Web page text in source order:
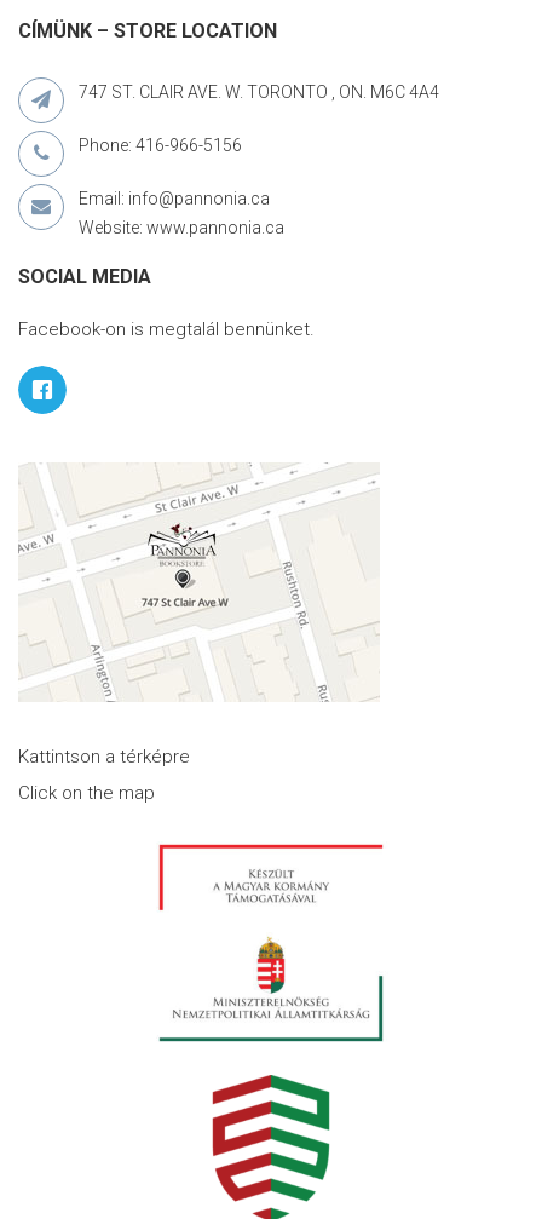
CÍMÜNK – STORE LOCATION
747 ST. CLAIR AVE. W. TORONTO , ON. M6C 4A4
Phone: 416-966-5156
Email: info@pannonia.ca
Website: www.pannonia.ca
SOCIAL MEDIA
Facebook-on is megtalál bennünket.
Kattintson a térképre
Click on the map